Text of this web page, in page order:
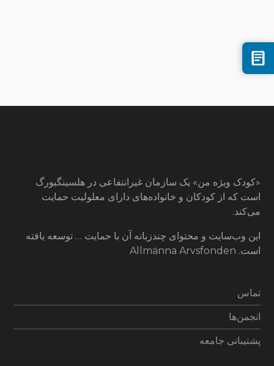
«کودک ویژه من» یک سازمان غیرانتفاعی در هلسینگبورگ
است که از کودکان و خانواده‌های دارای معلولیت حمایت
می‌کند.
این وب‌سایت و محتوای چندزبانه آن با حمایت … توسعه یافته
است. Allmänna Arvsfonden
تماس
انجمن‌ها
پشتیبانی جامعه